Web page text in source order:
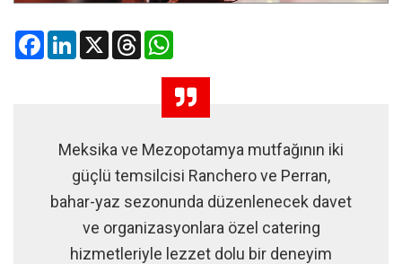
FacebookLinkedIn
X Threads
Meksika ve Mezopotamya mutfağının iki
güçlü temsilcisi Ranchero ve Perran,
bahar-yaz sezonunda düzenlenecek davet
ve organizasyonlara özel catering
hizmetleriyle lezzet dolu bir deneyim